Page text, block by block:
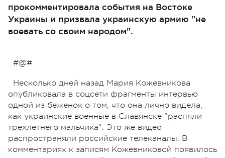
прокомментировала события на Востоке
Украины и призвала украинскую армию "не
воевать со своим народом".
#@#
Несколько дней назад Мария Кожевникова
опубликовала в соцсети фрагменты интервью
одной из беженок о том, что она лично видела,
как украинские военные в Славянске "распяли
трехлетнего мальчика". Это же видео
распространяли российские телеканалы. В
комментариях к записям Кожевниковой появилось